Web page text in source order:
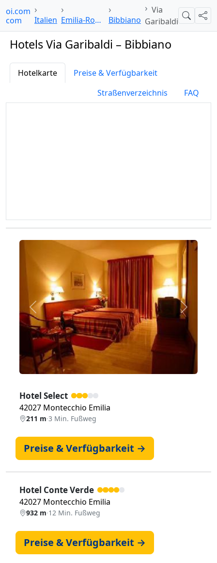
Italien
Emilia-Romagna Bibbiano
Via
Garibaldi
Suche
Hotels Via Garibaldi – Bibbiano
Hotelkarte
Preise & Verfügbarkeit
Straßenverzeichnis
FAQ
Zurück Weiter
Hotel Select
42027 Montecchio Emilia
211 m·3 Min. Fußweg
Preise & Verfügbarkeit →
Hotel Conte Verde
42027 Montecchio Emilia
932 m·12 Min. Fußweg
Preise & Verfügbarkeit →